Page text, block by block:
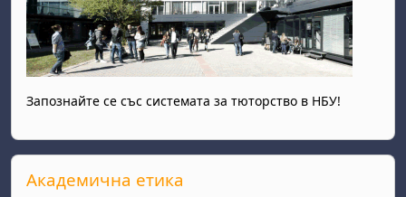
Запознайте се със системата за тюторство в НБУ!
Прескочи Академична етика
Академична етика